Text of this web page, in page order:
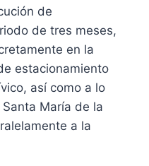
de
de tres meses,
en la
estacionamiento
así como a lo
María de la
a la